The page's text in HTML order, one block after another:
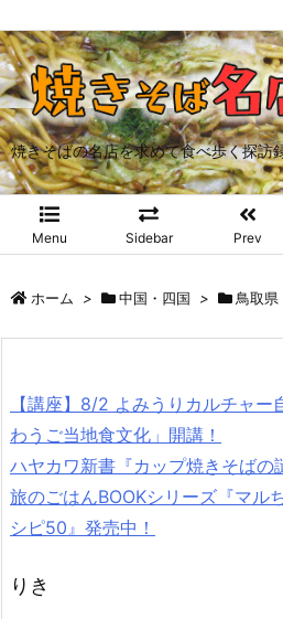
焼きそばの名店を求めて食べ歩く探訪
Menu Sidebar Prev
ホーム > 中国・四国 > 鳥取県
【講座】8/2 よみうりカルチャ
わうご当地食文化」開講！
ハヤカワ新書『カップ焼きそばの
旅のごはんBOOKシリーズ『マル
シピ50』発売中！
りき